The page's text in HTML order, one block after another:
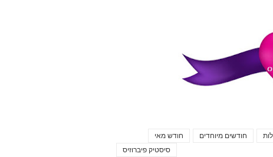
חודש מאי חודשים מיוחדים
סיסטיק פיברוזיס